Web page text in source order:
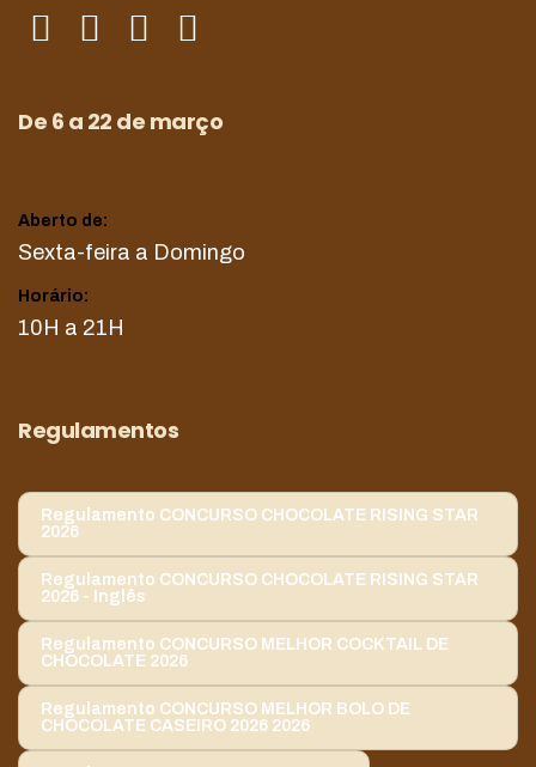
De 6 a 22 de março
Aberto de:
Sexta-feira a Domingo
Horário:
10H a 21H
Regulamentos
Regulamento CONCURSO CHOCOLATE RISING STAR
2026
Regulamento CONCURSO CHOCOLATE RISING STAR
2026 - Inglês
Regulamento CONCURSO MELHOR COCKTAIL DE
CHOCOLATE 2026
Regulamento CONCURSO MELHOR BOLO DE
CHOCOLATE CASEIRO 2026 2026